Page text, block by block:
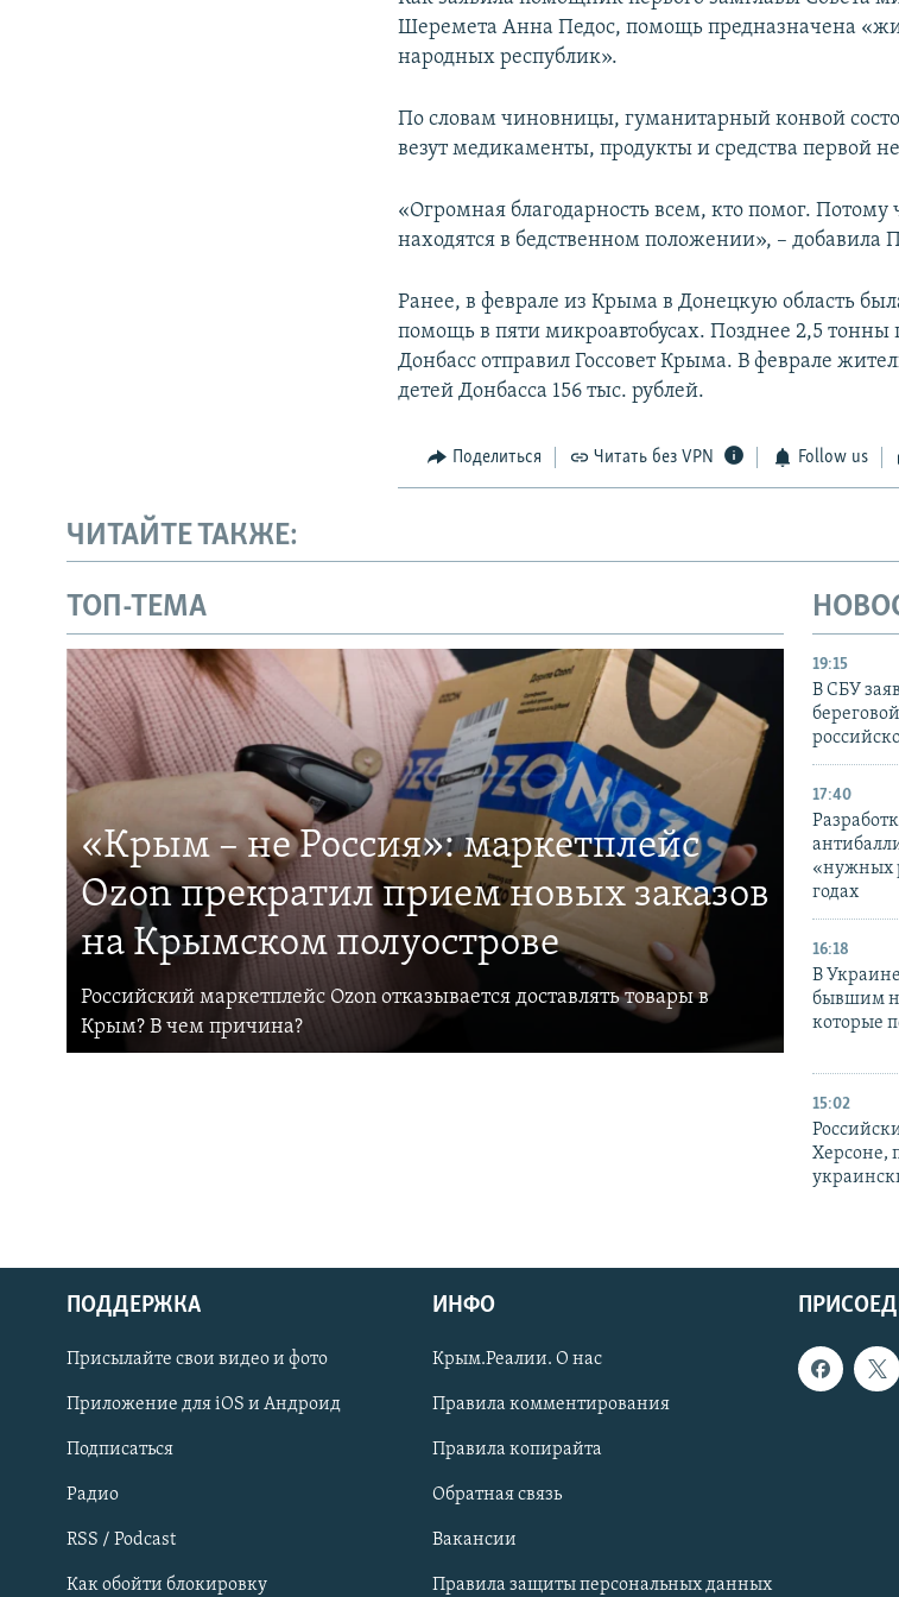
Українською
Qırımtatar
ПРИСОЕДИНЯЙТЕСЬ!
Шеремета Анна Педос, помощь предназначена
народных республик».
По словам чиновницы, гуманитарный конвой
везут медикаменты, продукты и средства первой
«Огромная благодарность всем, кто помог. Потому
находятся в бедственном положении», – добавила
Ранее, в феврале из Крыма в Донецкую область
помощь в пяти микроавтобусах. Позднее 2,5 тонны
Донбасс отправил Госсовет Крыма. В феврале
детей Донбасса 156 тыс. рублей.
Поделиться Читать без VPN Follow us
ЧИТАЙТЕ ТАКЖЕ:
ТОП-ТЕМА
«Крым – не Россия»: маркетплейс
Ozon прекратил прием новых заказов
на Крымском полуострове
Российский маркетплейс Ozon отказывается доставлять товары в
Крым? В чем причина?
19:15
В СБУ
17:40
«нужных
годах
16:18
В
бывшим
которые
15:02
Херсоне,
ПОДДЕРЖКА
Присылайте свои видео и фото
Приложение для iOS и Андроид
Подписаться
Радио
RSS / Podcast
Как обойти блокировку
ИНФО
Крым.Реалии. О нас
Правила комментирования
Правила копирайта
Обратная связь
Вакансии
Правила защиты персональных данных